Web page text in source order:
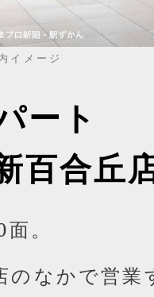
イメージ
ート
百合丘
。
のなかで営業